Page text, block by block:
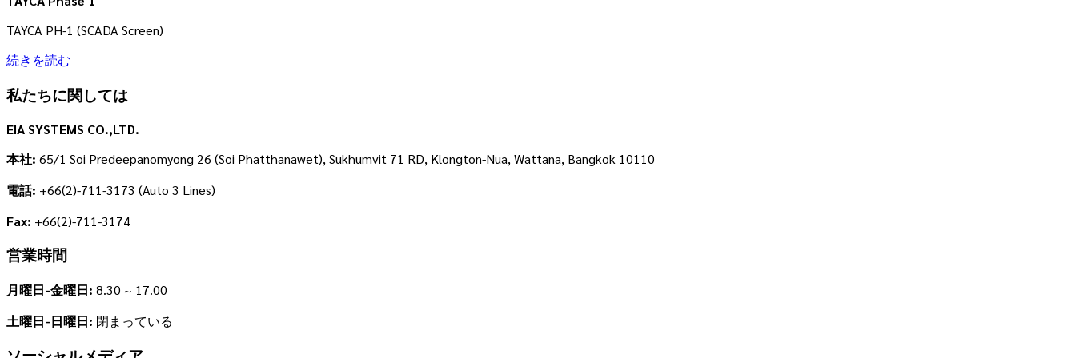
TAYCA PH-1 (SCADA Screen)
続きを読む
私たちに関しては
EIA SYSTEMS CO.,LTD.
本社: 65/1 Soi Predeepanomyong 26 (Soi Phatthanawet), Sukhumvit 71 RD, Klongton-Nua, Wattana, Bangkok 10110
電話: +66(2)-711-3173 (Auto 3 Lines)
Fax: +66(2)-711-3174
営業時間
月曜日-金曜日: 8.30 ~ 17.00
土曜日-日曜日: 閉まっている